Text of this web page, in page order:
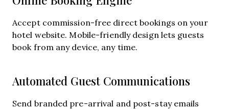
Accept commission-free direct bookings on your
hotel website. Mobile-friendly design lets guests
book from any device, any time.
Automated Guest Communications
Send branded pre-arrival and post-stay emails